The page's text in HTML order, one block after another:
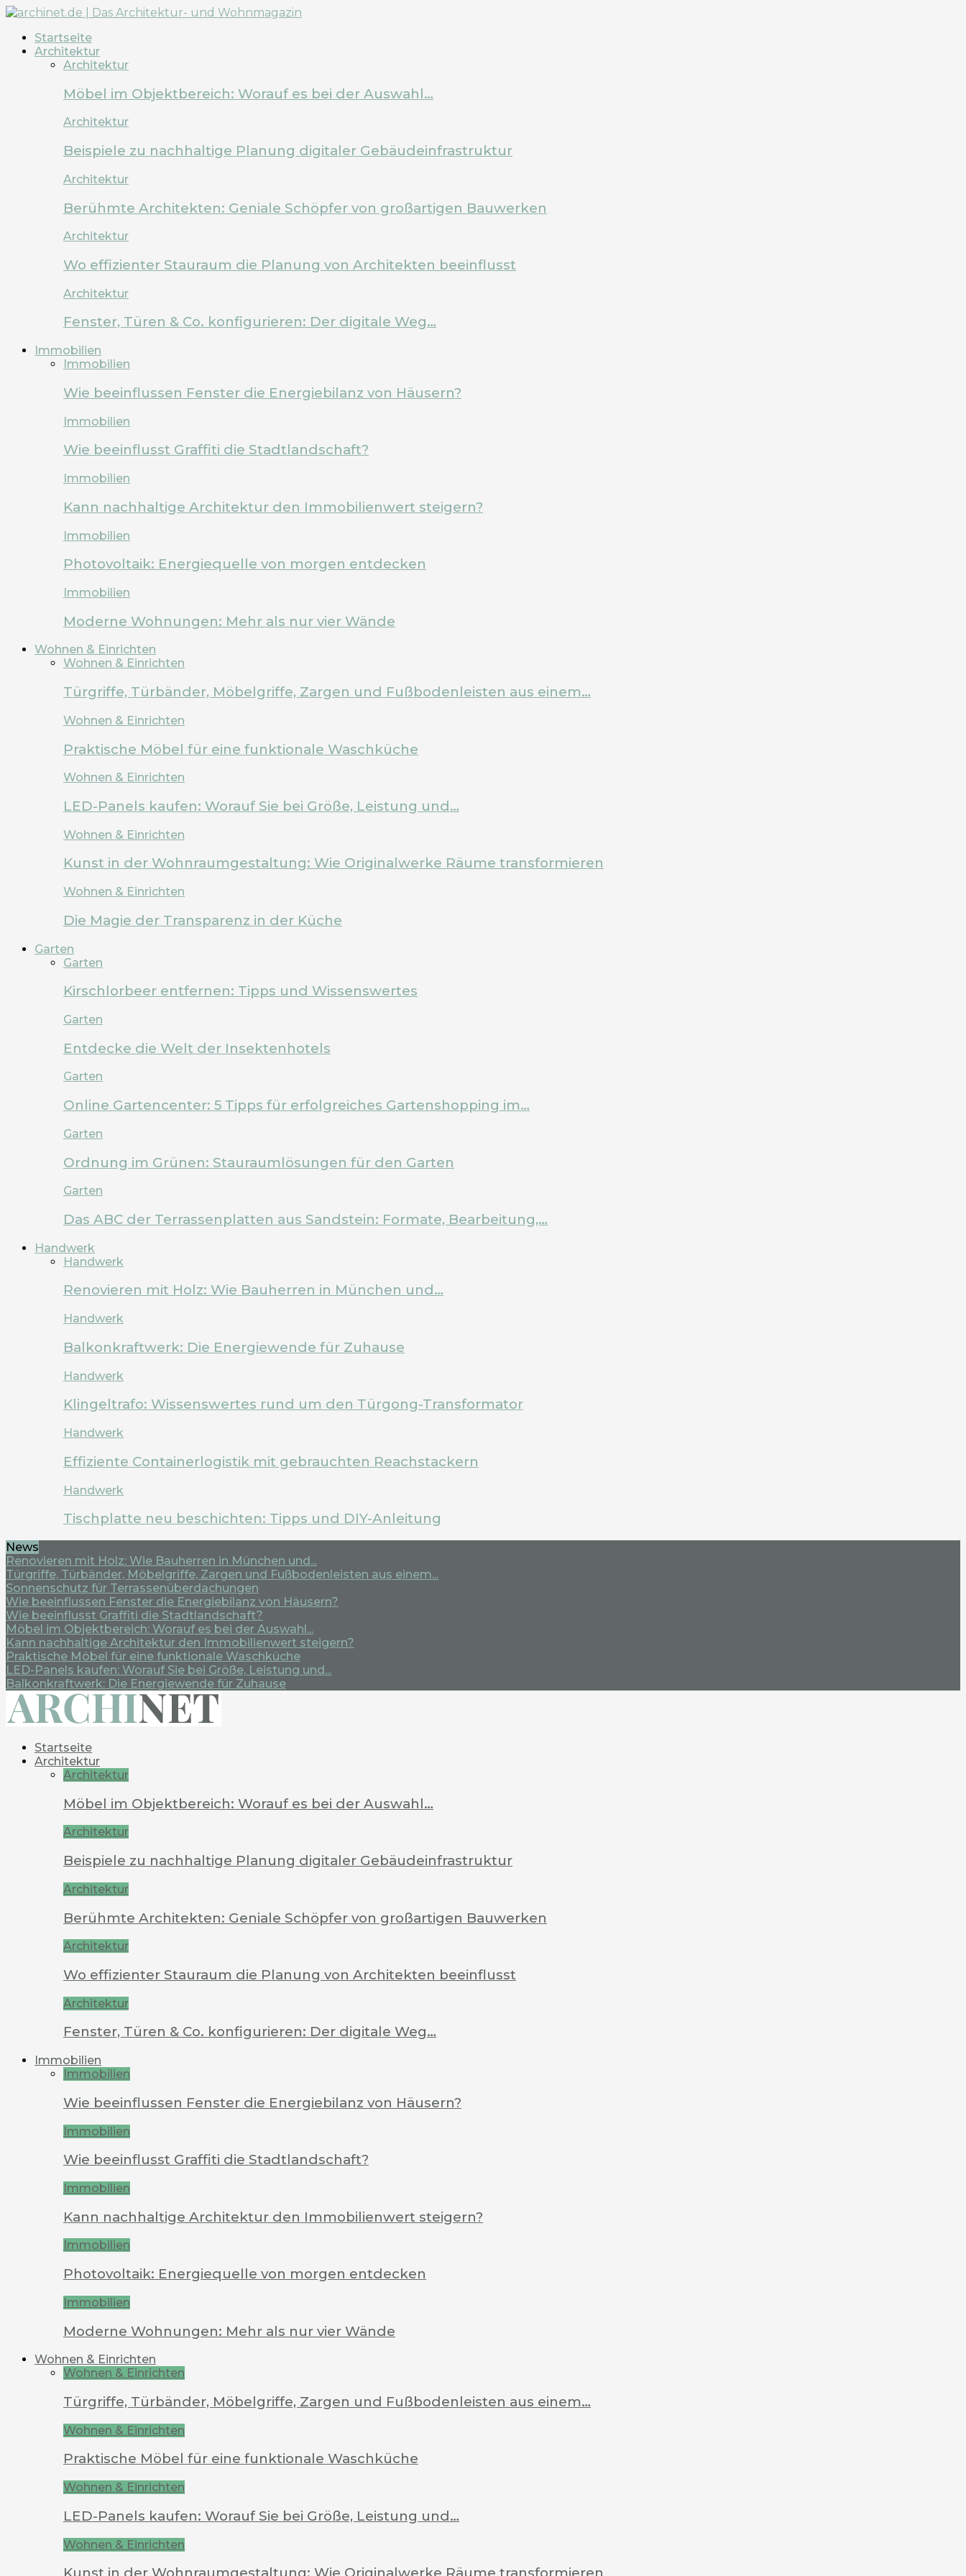
Startseite
Architektur
Architektur
Möbel im Objektbereich: Worauf es bei der Auswahl…
Architektur
Beispiele zu nachhaltige Planung digitaler Gebäudeinfrastruktur
Architektur
Berühmte Architekten: Geniale Schöpfer von großartigen Bauwerken
Architektur
Wo effizienter Stauraum die Planung von Architekten beeinflusst
Architektur
Fenster, Türen & Co. konfigurieren: Der digitale Weg…
Immobilien
Immobilien
Wie beeinflussen Fenster die Energiebilanz von Häusern?
Immobilien
Wie beeinflusst Graffiti die Stadtlandschaft?
Immobilien
Kann nachhaltige Architektur den Immobilienwert steigern?
Immobilien
Photovoltaik: Energiequelle von morgen entdecken
Immobilien
Moderne Wohnungen: Mehr als nur vier Wände
Wohnen & Einrichten
Wohnen & Einrichten
Türgriffe, Türbänder, Möbelgriffe, Zargen und Fußbodenleisten aus einem…
Wohnen & Einrichten
Praktische Möbel für eine funktionale Waschküche
Wohnen & Einrichten
LED-Panels kaufen: Worauf Sie bei Größe, Leistung und…
Wohnen & Einrichten
Kunst in der Wohnraumgestaltung: Wie Originalwerke Räume transformieren
Wohnen & Einrichten
Die Magie der Transparenz in der Küche
Garten
Garten
Kirschlorbeer entfernen: Tipps und Wissenswertes
Garten
Entdecke die Welt der Insektenhotels
Garten
Online Gartencenter: 5 Tipps für erfolgreiches Gartenshopping im…
Garten
Ordnung im Grünen: Stauraumlösungen für den Garten
Garten
Das ABC der Terrassenplatten aus Sandstein: Formate, Bearbeitung,…
Handwerk
Handwerk
Renovieren mit Holz: Wie Bauherren in München und…
Handwerk
Balkonkraftwerk: Die Energiewende für Zuhause
Handwerk
Klingeltrafo: Wissenswertes rund um den Türgong-Transformator
Handwerk
Effiziente Containerlogistik mit gebrauchten Reachstackern
Handwerk
Tischplatte neu beschichten: Tipps und DIY-Anleitung
News
Renovieren mit Holz: Wie Bauherren in München und...
Türgriffe, Türbänder, Möbelgriffe, Zargen und Fußbodenleisten aus einem...
Sonnenschutz für Terrassenüberdachungen
Wie beeinflussen Fenster die Energiebilanz von Häusern?
Wie beeinflusst Graffiti die Stadtlandschaft?
Möbel im Objektbereich: Worauf es bei der Auswahl...
Kann nachhaltige Architektur den Immobilienwert steigern?
Praktische Möbel für eine funktionale Waschküche
LED-Panels kaufen: Worauf Sie bei Größe, Leistung und...
Balkonkraftwerk: Die Energiewende für Zuhause
Startseite
Architektur
Architektur
Möbel im Objektbereich: Worauf es bei der Auswahl…
Architektur
Beispiele zu nachhaltige Planung digitaler Gebäudeinfrastruktur
Architektur
Berühmte Architekten: Geniale Schöpfer von großartigen Bauwerken
Architektur
Wo effizienter Stauraum die Planung von Architekten beeinflusst
Architektur
Fenster, Türen & Co. konfigurieren: Der digitale Weg…
Immobilien
Immobilien
Wie beeinflussen Fenster die Energiebilanz von Häusern?
Immobilien
Wie beeinflusst Graffiti die Stadtlandschaft?
Immobilien
Kann nachhaltige Architektur den Immobilienwert steigern?
Immobilien
Photovoltaik: Energiequelle von morgen entdecken
Immobilien
Moderne Wohnungen: Mehr als nur vier Wände
Wohnen & Einrichten
Wohnen & Einrichten
Türgriffe, Türbänder, Möbelgriffe, Zargen und Fußbodenleisten aus einem…
Wohnen & Einrichten
Praktische Möbel für eine funktionale Waschküche
Wohnen & Einrichten
LED-Panels kaufen: Worauf Sie bei Größe, Leistung und…
Wohnen & Einrichten